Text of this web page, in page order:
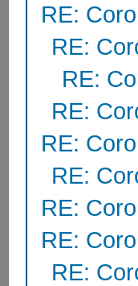
RE:
RE:
RE:
RE:
RE:
RE:
RE:
RE:
RE: